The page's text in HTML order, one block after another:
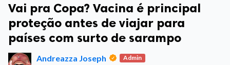
Vai pra Copa? Vacina é principal
proteção antes de viajar para
países com surto de sarampo
Andreazza Joseph Admin